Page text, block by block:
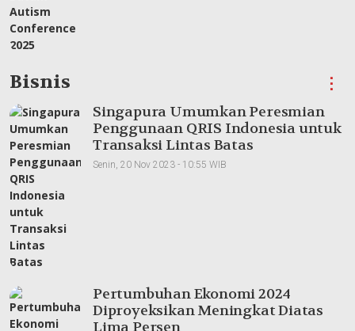
Bisnis ⋮
Singapura Umumkan Peresmian
Penggunaan QRIS Indonesia untuk
Transaksi Lintas Batas
Senin, 20 Nov 2023 - 10:55 WIB
Pertumbuhan Ekonomi 2024
Diproyeksikan Meningkat Diatas